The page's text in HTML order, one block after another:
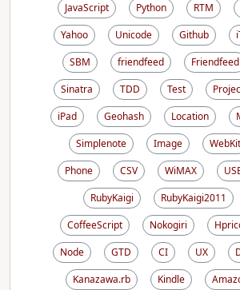
JavaScript
Python RTM
Yahoo
Unicode Github
SBM
friendfeed Friendfeed
Sinatra
TDD Test
iPad
Geohash Location
Simplenote
Image WebKit
Phone
CSV WiMAX
RubyKaigi
RubyKaigi2011
CoffeeScript
Nokogiri
Node
GTD CI UX
Kanazawa.rb
Kindle